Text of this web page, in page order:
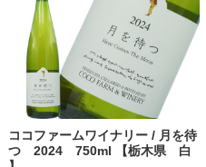
ココファームワイナリー / 月を待
つ 2024 750ml 【栃木県 白